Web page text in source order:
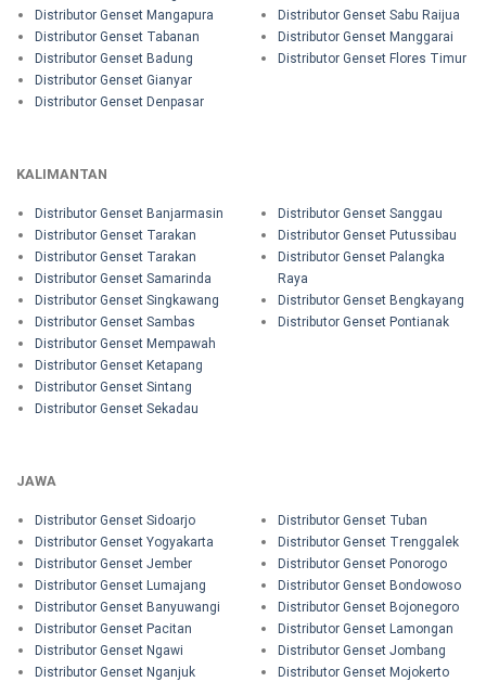
Distributor Genset Mangapura
Distributor Genset Tabanan
Distributor Genset Badung
Distributor Genset Gianyar
Distributor Genset Denpasar
Distributor Genset Sabu Raijua
Distributor Genset Manggarai
Distributor Genset Flores Timur
KALIMANTAN
Distributor Genset Banjarmasin
Distributor Genset Tarakan
Distributor Genset Tarakan
Distributor Genset Samarinda
Distributor Genset Singkawang
Distributor Genset Sambas
Distributor Genset Mempawah
Distributor Genset Ketapang
Distributor Genset Sintang
Distributor Genset Sekadau
Distributor Genset Sanggau
Distributor Genset Putussibau
Distributor Genset Palangka
Raya
Distributor Genset Bengkayang
Distributor Genset Pontianak
JAWA
Distributor Genset Sidoarjo
Distributor Genset Yogyakarta
Distributor Genset Jember
Distributor Genset Lumajang
Distributor Genset Banyuwangi
Distributor Genset Pacitan
Distributor Genset Ngawi
Distributor Genset Nganjuk
Distributor Genset Tuban
Distributor Genset Trenggalek
Distributor Genset Ponorogo
Distributor Genset Bondowoso
Distributor Genset Bojonegoro
Distributor Genset Lamongan
Distributor Genset Jombang
Distributor Genset Mojokerto